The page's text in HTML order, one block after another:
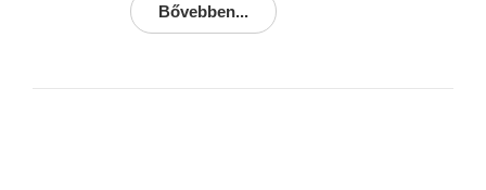
Bővebben...